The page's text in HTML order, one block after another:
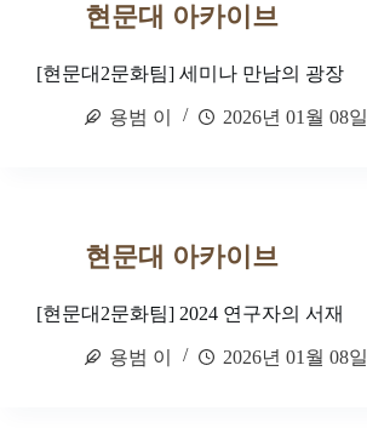
현문대 아카이브
[현문대2문화팀] 세미나 만남의 광장
용범 이 2026년 01월 08일
현문대 아카이브
[현문대2문화팀] 2024 연구자의 서재
용범 이 2026년 01월 08일